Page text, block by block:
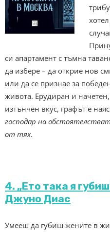
си апартамент с тъмна
да избере – да открие нов
или да се признае за
живота. Ерудиран и
изтънчен вкус, графът е
господар на
от тях.
4. „Ето така я
Джуно Диас
Умееш да губиш жените в